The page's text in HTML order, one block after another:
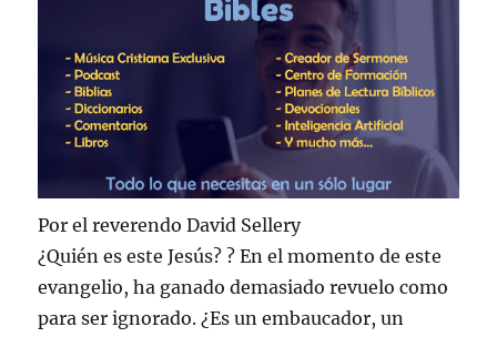
Por el reverendo David Sellery
¿Quién es este Jesús? ? En el momento de este
evangelio, ha ganado demasiado revuelo como
para ser ignorado. ¿Es un embaucador, un